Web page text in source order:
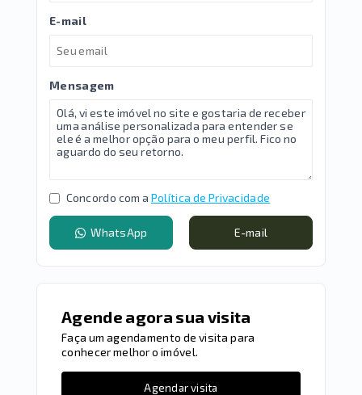
E-mail
Mensagem
Concordo com a Política de Privacidade
WhatsApp E-mail
Agende agora sua visita
Faça um agendamento de visita para
conhecer melhor o imóvel.
Agendar visita